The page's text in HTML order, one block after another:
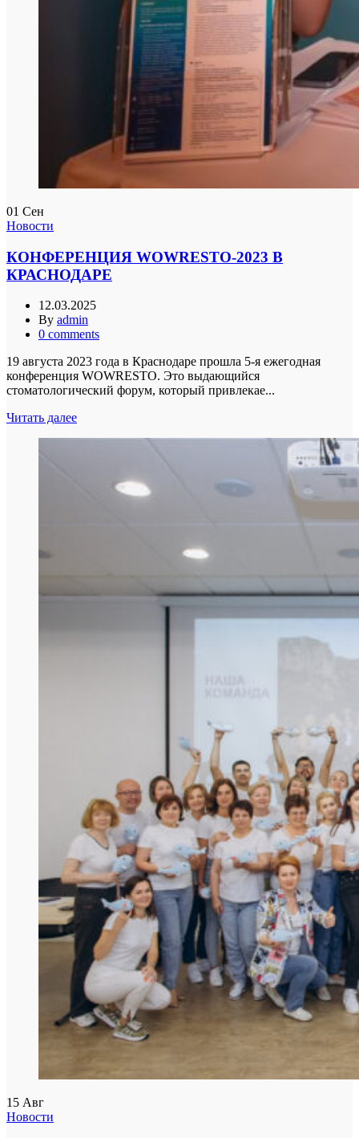
01 Сен
Новости
КОНФЕРЕНЦИЯ WOWRESTO-2023 В
КРАСНОДАРЕ
12.03.2025
By admin
0 comments
19 августа 2023 года в Краснодаре прошла 5-я ежегодная
конференция WOWRESTO. Это выдающийся
стоматологический форум, который привлекае...
Читать далее
15 Авг
Новости